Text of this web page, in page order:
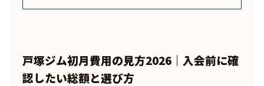
戸塚ジム初月費用の見方2026｜入会前に確
認したい総額と選び方